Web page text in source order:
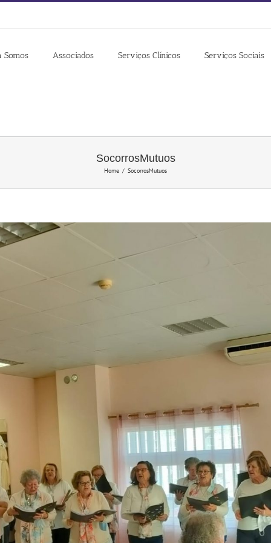
Somos Associados Serviços Clínicos Serviços Sociais
SocorrosMutuos
Home / SocorrosMutuos